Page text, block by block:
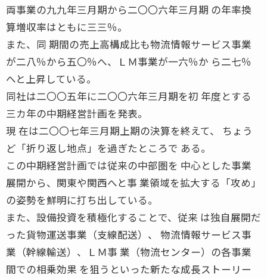
両事業の九九年三月期から二〇〇六年三月期 の年率換
算増収率はともに三三％。
また、同 期間の売上高構成比も物流情報サービス事業
が二八％から五〇％へ、ＬＭ事業が一六％か ら二七％
へと上昇している。
同社は二〇〇五年に二〇〇六年三月期を初 年度とする
三カ年の中期経営計画を発表。
現 在は二〇〇七年三月期上期の決算を終えて、 ちょう
ど「折り返し地点」を過ぎたところで ある。
この中期経営計画では従来の中部圏を 中心とした事業
展開から、関東や関西へと事 業領域を拡大する「攻め」
の姿勢を鮮明に打ち出している。
また、設備投資を積極化することで、従来 は独自展開だ
った貨物運送事業（支線配送）、 物流情報サービス事
業（幹線輸送）、ＬＭ事 業（物流センター）の各事業
間での相乗効果 を狙うといった新たな成長ストーリー